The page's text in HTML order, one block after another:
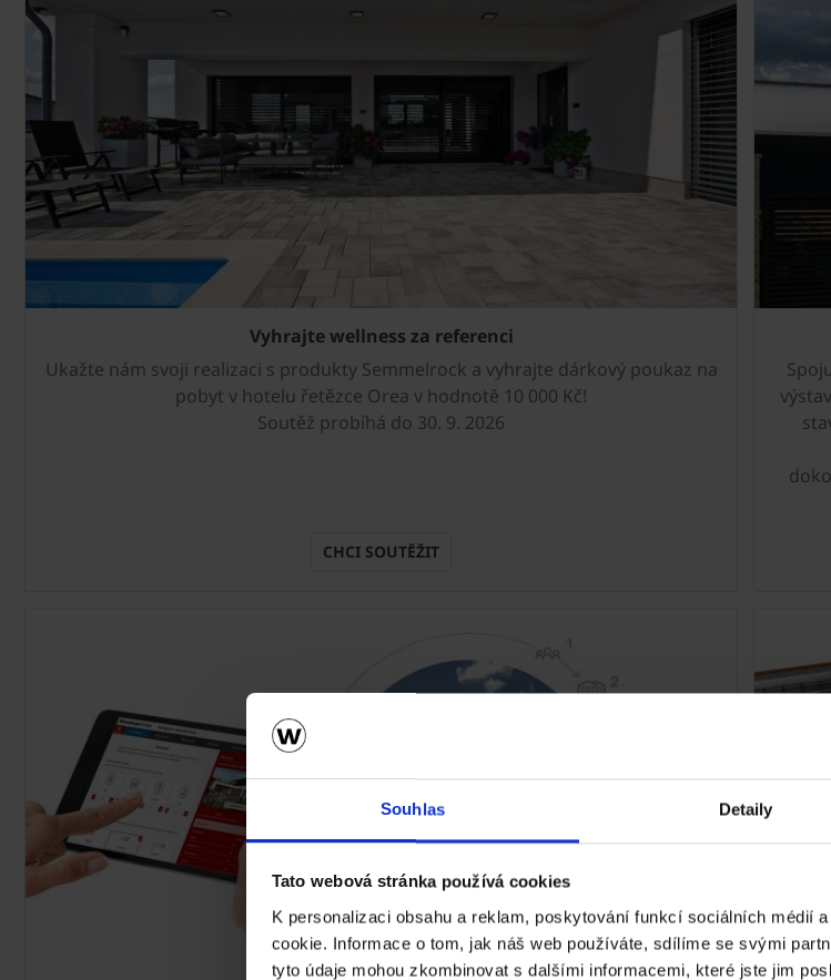
Souhlas Detaily
Tato webová stránka používá cookies
K personalizaci obsahu a reklam, poskytování funkcí sociálních médií
cookie. Informace o tom, jak náš web používáte, sdílíme se svými
tyto údaje mohou zkombinovat s dalšími informacemi, které jste jim
Vyhrajte wellness za referenci
Ukažte nám svoji realizaci s produkty Semmelrock a vyhrajte dárkový poukaz na
pobyt v hotelu řetězce Orea v hodnotě 10 000 Kč!
Soutěž probíhá do 30. 9. 2026
CHCI SOUTĚŽIT